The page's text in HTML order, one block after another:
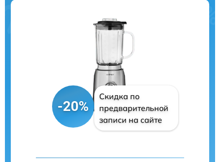
-20%
Скидка по
предварительной
записи на сайте